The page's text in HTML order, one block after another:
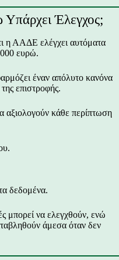
Έλεγχος;
η ΑΑΔΕ ελέγχει αυτόματα
ευρώ.
έναν απόλυτο κανόνα
επιστροφής.
αξιολογούν κάθε περίπτωση
δεδομένα.
μπορεί να ελεγχθούν, ενώ
άμεσα όταν δεν